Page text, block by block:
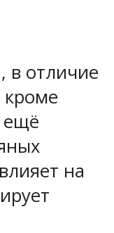
в отличие
ещё
на